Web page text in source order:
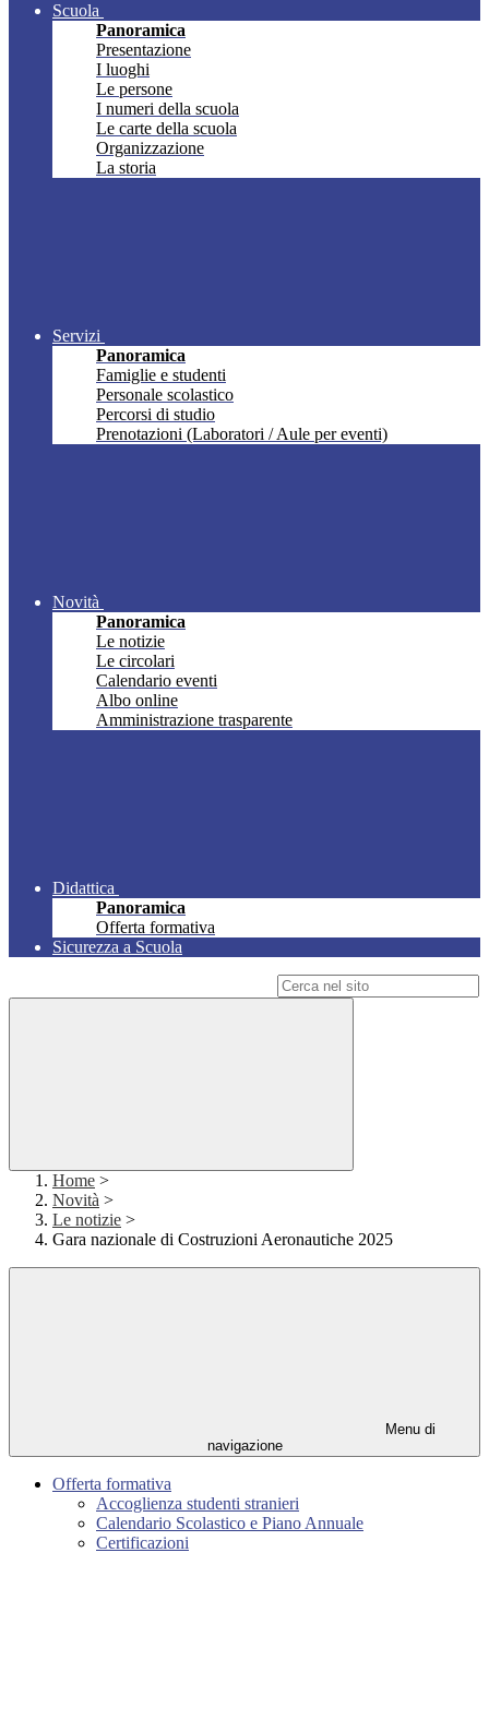
Scuola
Panoramica
Presentazione
I luoghi
Le persone
I numeri della scuola
Le carte della scuola
Organizzazione
La storia
Servizi
Panoramica
Famiglie e studenti
Personale scolastico
Percorsi di studio
Prenotazioni (Laboratori / Aule per eventi)
Novità
Panoramica
Le notizie
Le circolari
Calendario eventi
Albo online
Amministrazione trasparente
Didattica
Panoramica
Offerta formativa
Sicurezza a Scuola
Home >
Novità >
Le notizie >
Gara nazionale di Costruzioni Aeronautiche 2025
Menu di
navigazione
Offerta formativa
Accoglienza studenti stranieri
Calendario Scolastico e Piano Annuale
Certificazioni